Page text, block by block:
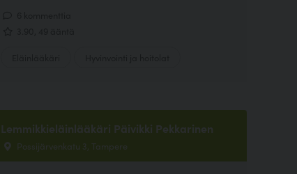
Lemmikkieläinlääkäri Päivikki Pekkarinen
Possijärvenkatu 3, Tampere